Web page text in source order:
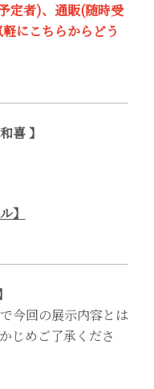
定者)、通販(随時受
にこちらからどう
喜 】
】
今回の展示内容とは
じめご了承くださ